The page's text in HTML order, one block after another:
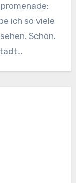
ich so viele
Schön.